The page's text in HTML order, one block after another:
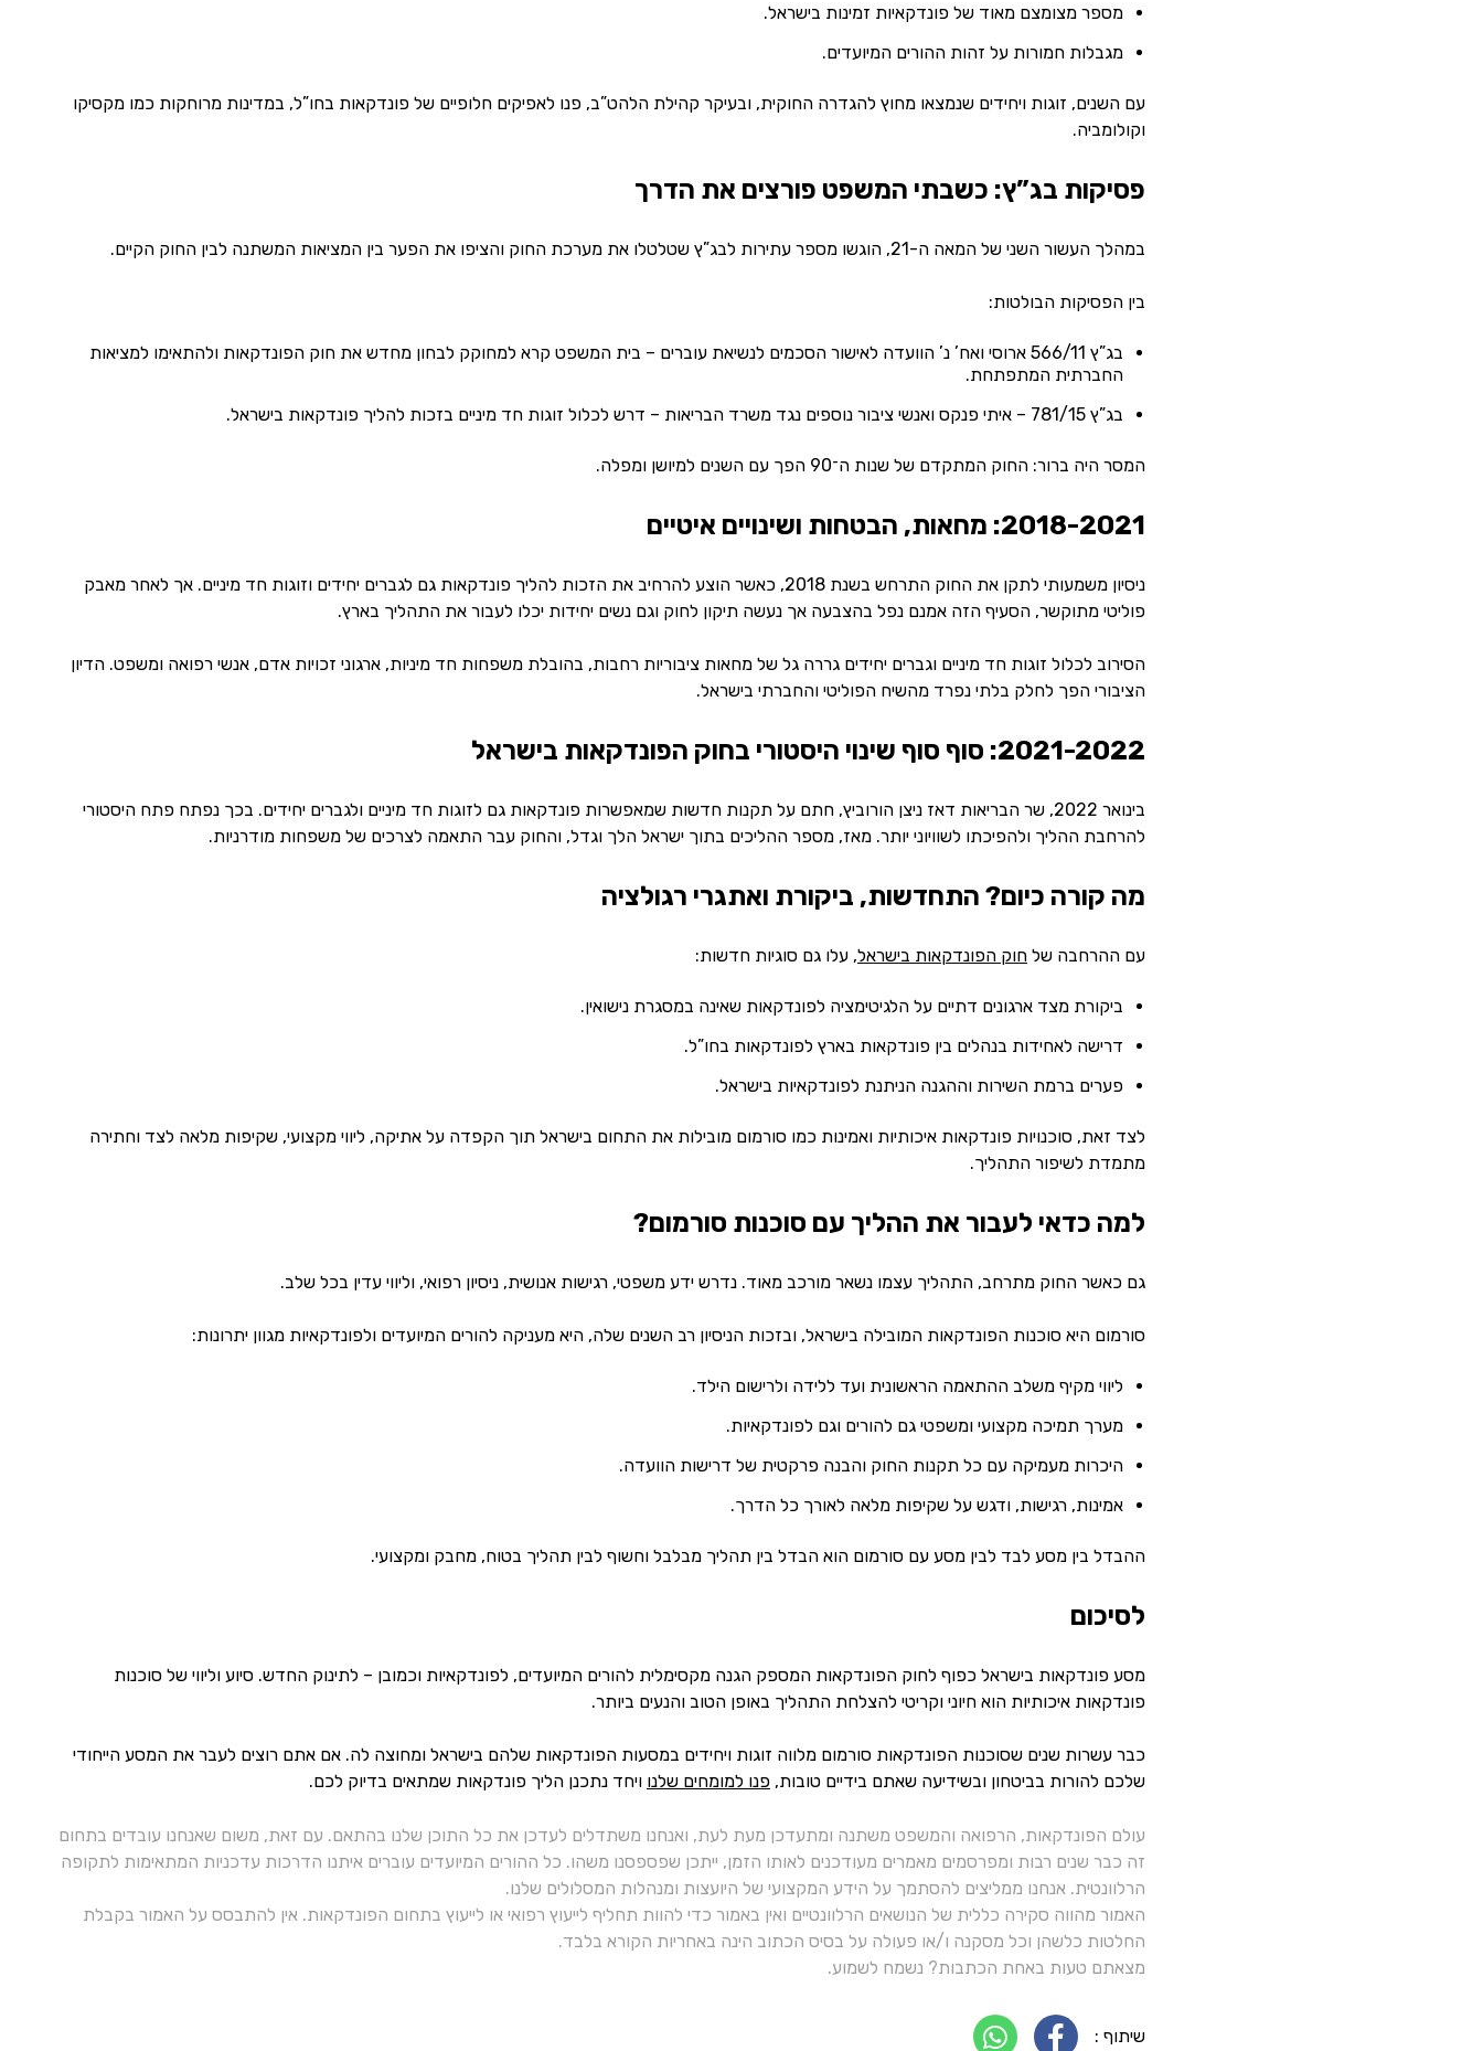
מספר מצומצם מאוד של פונדקאיות זמינות בישראל.
מגבלות חמורות על זהות ההורים המיועדים.
עם השנים, זוגות ויחידים שנמצאו מחוץ להגדרה החוקית, ובעיקר קהילת הלהט”ב, פנו לאפיקים חלופיים של פונדקאות בחו”ל, במדינות מרוחקות כמו מקסיקו
וקולומביה.
פסיקות בג”ץ: כשבתי המשפט פורצים את הדרך
במהלך העשור השני של המאה ה-21, הוגשו מספר עתירות לבג”ץ שטלטלו את מערכת החוק והציפו את הפער בין המציאות המשתנה לבין החוק הקיים.
בין הפסיקות הבולטות:
בג”ץ 566/11 ארוסי ואח’ נ’ הוועדה לאישור הסכמים לנשיאת עוברים – בית המשפט קרא למחוקק לבחון מחדש את חוק הפונדקאות ולהתאימו למציאות
החברתית המתפתחת.
בג”ץ 781/15 – איתי פנקס ואנשי ציבור נוספים נגד משרד הבריאות – דרש לכלול זוגות חד מיניים בזכות להליך פונדקאות בישראל.
המסר היה ברור: החוק המתקדם של שנות ה־90 הפך עם השנים למיושן ומפלה.
2018-2021: מחאות, הבטחות ושינויים איטיים
ניסיון משמעותי לתקן את החוק התרחש בשנת 2018, כאשר הוצע להרחיב את הזכות להליך פונדקאות גם לגברים יחידים וזוגות חד מיניים. אך לאחר מאבק
פוליטי מתוקשר, הסעיף הזה אמנם נפל בהצבעה אך נעשה תיקון לחוק וגם נשים יחידות יכלו לעבור את התהליך בארץ.
הסירוב לכלול זוגות חד מיניים וגברים יחידים גררה גל של מחאות ציבוריות רחבות, בהובלת משפחות חד מיניות, ארגוני זכויות אדם, אנשי רפואה ומשפט. הדיון
הציבורי הפך לחלק בלתי נפרד מהשיח הפוליטי והחברתי בישראל.
2021-2022: סוף סוף שינוי היסטורי בחוק הפונדקאות בישראל
בינואר 2022, שר הבריאות דאז ניצן הורוביץ, חתם על תקנות חדשות שמאפשרות פונדקאות גם לזוגות חד מיניים ולגברים יחידים. בכך נפתח פתח היסטורי
להרחבת ההליך ולהפיכתו לשוויוני יותר. מאז, מספר ההליכים בתוך ישראל הלך וגדל, והחוק עבר התאמה לצרכים של משפחות מודרניות.
מה קורה כיום? התחדשות, ביקורת ואתגרי רגולציה
עם ההרחבה של חוק הפונדקאות בישראל, עלו גם סוגיות חדשות:
ביקורת מצד ארגונים דתיים על הלגיטימציה לפונדקאות שאינה במסגרת נישואין.
דרישה לאחידות בנהלים בין פונדקאות בארץ לפונדקאות בחו”ל.
פערים ברמת השירות וההגנה הניתנת לפונדקאיות בישראל.
לצד זאת, סוכנויות פונדקאות איכותיות ואמינות כמו סורמום מובילות את התחום בישראל תוך הקפדה על אתיקה, ליווי מקצועי, שקיפות מלאה לצד וחתירה
מתמדת לשיפור התהליך.
למה כדאי לעבור את ההליך עם סוכנות סורמום?
גם כאשר החוק מתרחב, התהליך עצמו נשאר מורכב מאוד. נדרש ידע משפטי, רגישות אנושית, ניסיון רפואי, וליווי עדין בכל שלב.
סורמום היא סוכנות הפונדקאות המובילה בישראל, ובזכות הניסיון רב השנים שלה, היא מעניקה להורים המיועדים ולפונדקאיות מגוון יתרונות:
ליווי מקיף משלב ההתאמה הראשונית ועד ללידה ולרישום הילד.
מערך תמיכה מקצועי ומשפטי גם להורים וגם לפונדקאיות.
היכרות מעמיקה עם כל תקנות החוק והבנה פרקטית של דרישות הוועדה.
אמינות, רגישות, ודגש על שקיפות מלאה לאורך כל הדרך.
ההבדל בין מסע לבד לבין מסע עם סורמום הוא הבדל בין תהליך מבלבל וחשוף לבין תהליך בטוח, מחבק ומקצועי.
לסיכום
מסע פונדקאות בישראל כפוף לחוק הפונדקאות המספק הגנה מקסימלית להורים המיועדים, לפונדקאיות וכמובן – לתינוק החדש. סיוע וליווי של סוכנות
פונדקאות איכותיות הוא חיוני וקריטי להצלחת התהליך באופן הטוב והנעים ביותר.
כבר עשרות שנים שסוכנות הפונדקאות סורמום מלווה זוגות ויחידים במסעות הפונדקאות שלהם בישראל ומחוצה לה. אם אתם רוצים לעבר את המסע הייחודי
שלכם להורות בביטחון ובשידיעה שאתם בידיים טובות, פנו למומחים שלנו ויחד נתכנן הליך פונדקאות שמתאים בדיוק לכם.
עולם הפונדקאות, הרפואה והמשפט משתנה ומתעדכן מעת לעת, ואנחנו משתדלים לעדכן את כל התוכן שלנו בהתאם. עם זאת, משום שאנחנו עובדים בתחום
זה כבר שנים רבות ומפרסמים מאמרים מעודכנים לאותו הזמן, ייתכן שפספסנו משהו. כל ההורים המיועדים עוברים איתנו הדרכות עדכניות המתאימות לתקופה
הרלוונטית. אנחנו ממליצים להסתמך על הידע המקצועי של היועצות ומנהלות המסלולים שלנו.
האמור מהווה סקירה כללית של הנושאים הרלוונטיים ואין באמור כדי להוות תחליף לייעוץ רפואי או לייעוץ בתחום הפונדקאות. אין להתבסס על האמור בקבלת
החלטות כלשהן וכל מסקנה ו/או פעולה על בסיס הכתוב הינה באחריות הקורא בלבד.
מצאתם טעות באחת הכתבות? נשמח לשמוע.
שיתוף :